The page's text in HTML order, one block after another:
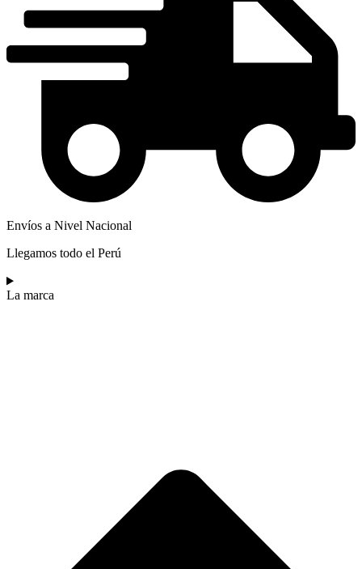
Envíos a Nivel Nacional
Llegamos todo el Perú
La marca​